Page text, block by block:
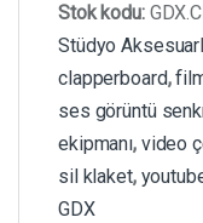
Stok kodu:
Stüdyo
clapperboard,
ses görüntü
ekipmanı, video
sil klaket,
GDX